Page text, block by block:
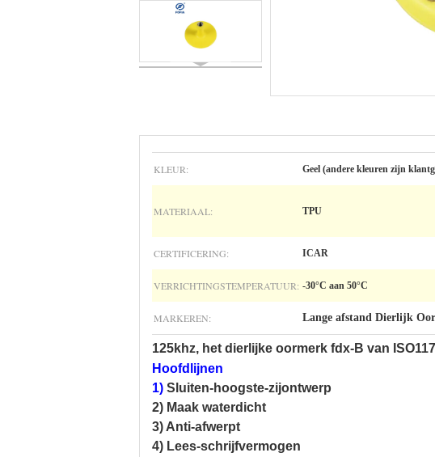
KLEUR: Geel (andere kleuren zijn
MATERIAAL: TPU
CERTIFICERING: ICAR
VERRICHTINGSTEMPERATUUR: -30°C aan 50°C
MARKEREN: Lange afstand Dierlijk
125khz, het dierlijke oormerk fdx-B van
Hoofdlijnen
1) Sluiten-hoogste-zijontwerp
2) Maak waterdicht
3) Anti-afwerpt
4) Lees-schrijfvermogen